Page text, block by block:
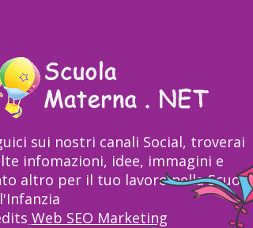
sui nostri canali Social, troverai
infomazioni, idee, immagini e
altro per il tuo lavoro nella Scuola
Web SEO Marketing